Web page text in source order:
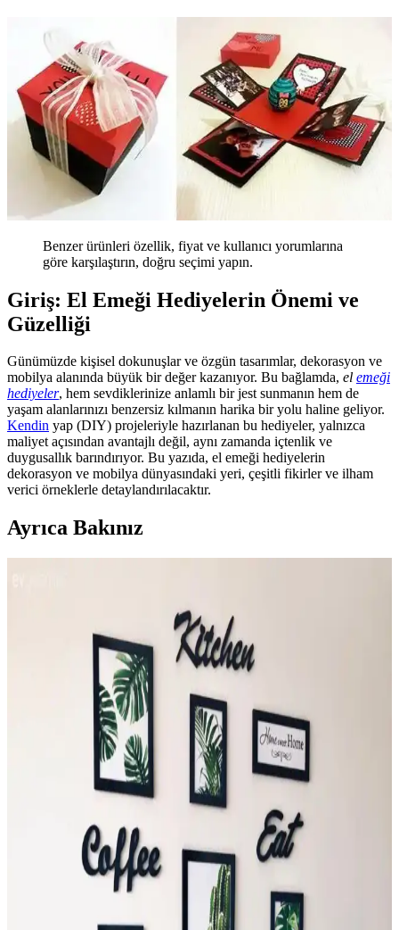
Benzer ürünleri özellik, fiyat ve kullanıcı yorumlarına
göre karşılaştırın, doğru seçimi yapın.
Giriş: El Emeği Hediyelerin Önemi ve
Güzelliği
Günümüzde kişisel dokunuşlar ve özgün tasarımlar, dekorasyon ve
mobilya alanında büyük bir değer kazanıyor. Bu bağlamda, el emeği
hediyeler, hem sevdiklerinize anlamlı bir jest sunmanın hem de
yaşam alanlarınızı benzersiz kılmanın harika bir yolu haline geliyor.
Kendin yap (DIY) projeleriyle hazırlanan bu hediyeler, yalnızca
maliyet açısından avantajlı değil, aynı zamanda içtenlik ve
duygusallık barındırıyor. Bu yazıda, el emeği hediyelerin
dekorasyon ve mobilya dünyasındaki yeri, çeşitli fikirler ve ilham
verici örneklerle detaylandırılacaktır.
Ayrıca Bakınız
Kara.Shome'un el yapımı rafya duvar süsü, doğal malzemeleri ve
bohem tarzıyla yaşam alanlarına sıcaklık katıyor, dayanıklı ve şık
dekoratif seçenek sunuyor.
Sultan Çini El Emeği 30 cm Altın Yalızlı Dekoratif
El emeğiyle hazırlanan 30 cm çapındaki Sultan Çini duvar saati,
geleneksel tekniklerle modern tasarımı bir araya getirerek şıklık ve
özgünlük sunar.
El Yapımı Bardak Altlıklarıyla Ev ve Ofis
Dekorasyonunda Zarif Dokunuşlar
El yapımı bardak altlıkları, estetik ve fonksiyonelliğiyle ev ve ofis
dekorasyonunuza özgünlük getirir. Doğal malzemeler ve çeşitli
tasarımlarla mekanınıza sıcaklık ve şıklık kazandırın.